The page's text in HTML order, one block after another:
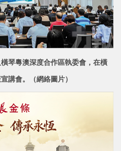
橫琴粵澳深度合作區執委會，在橫
講會。（網絡圖片）